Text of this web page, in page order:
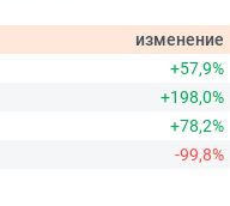
изменение
+57,9%
+198,0%
+78,2%
-99,8%